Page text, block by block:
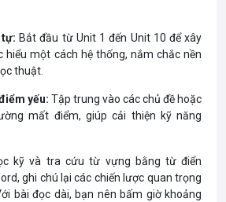
Bắt đầu từ Unit 1 đến Unit 10 để xây
hiểu một cách hệ thống, nắm chắc nền
thuật.
yếu: Tập trung vào các chủ đề hoặc
mất điểm, giúp cải thiện kỹ năng
kỹ và tra cứu từ vựng bằng từ điển
ghi chú lại các chiến lược quan trọng
bài đọc dài, bạn nên bấm giờ khoảng